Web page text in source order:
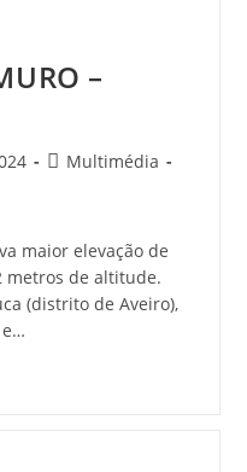
–
PostMultimédia
maior elevação de
metros de altitude.
(distrito de Aveiro),
e…